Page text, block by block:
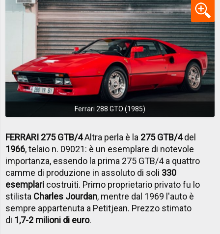
Ferrari 288 GTO (1985)
FERRARI 275 GTB/4Altra perla è la 275 GTB/4del
1966, telaio n. 09021: è un esemplare di notevole
importanza, essendo la prima 275 GTB/4 a quattro
camme di produzione in assoluto di soli 330
esemplari costruiti. Primo proprietario privato fu lo
stilista Charles Jourdan, mentre dal 1969 l'auto è
sempre appartenuta a Petitjean. Prezzo stimato
di 1,7-2 milioni di euro.